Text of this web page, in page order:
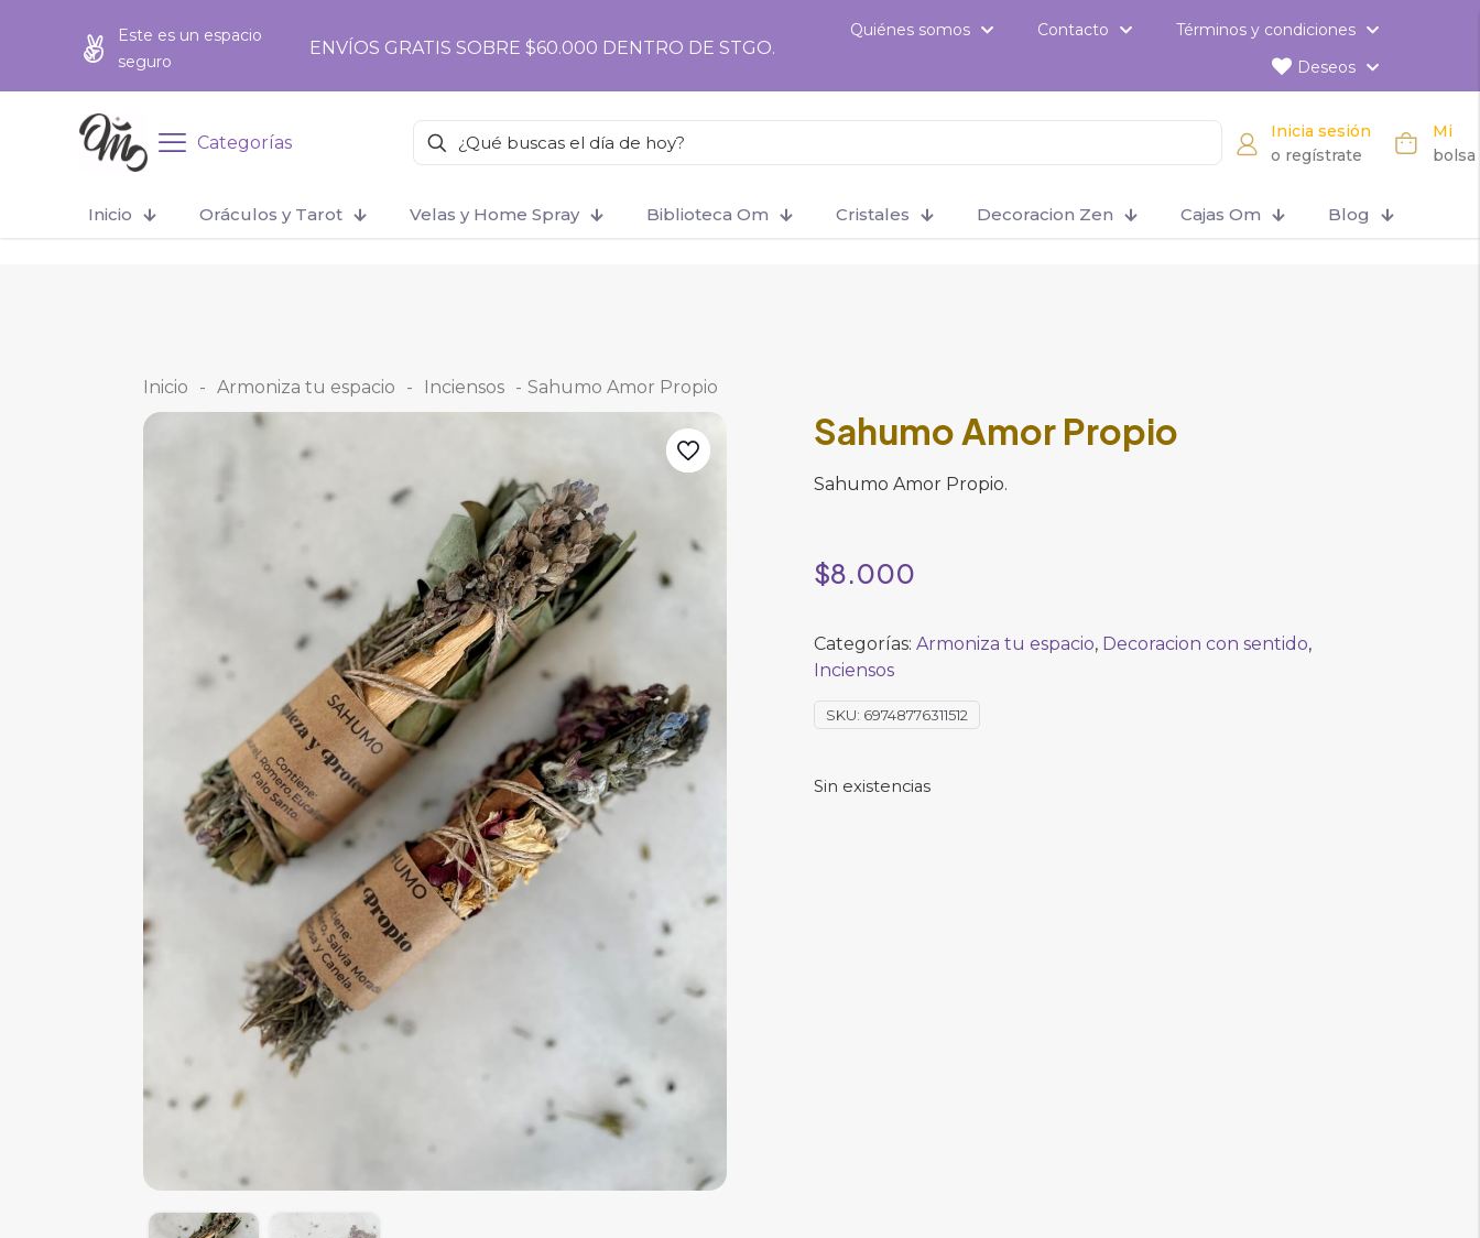
Este es un espacio
seguro
ENVÍOS GRATIS SOBRE $60.000 DENTRO DE STGO.
Quiénes somos Contacto
Términos y condiciones
Deseos
Categorías
Inicia sesión
o regístrate
Mi
bolsa
Inicio Oráculos y Tarot Velas y Home Spray Biblioteca Om Cristales Decoracion Zen Cajas Om Blog
Inicio - Armoniza tu espacio - Inciensos - Sahumo Amor Propio
Sahumo Amor Propio
Sahumo Amor Propio.
$8.000
Categorías:Armoniza tu espacio, Decoracion con sentido,
Inciensos
SKU: 69748776311512
Sin existencias